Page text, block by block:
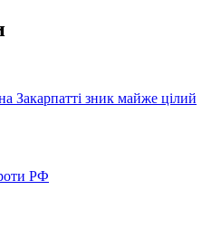
Закарпатті зник майже цілий
РФ